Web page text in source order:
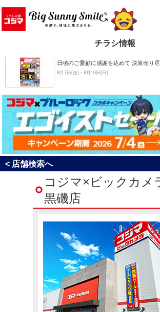
チラシ情報
日頃のご愛顧に感謝を込めて 決算売り尽
8月7日(金)～8月16日(日)
8月おすすめチラシ
8月1日(土)～8月31日(月)
決算売り尽くしセール！
コジマ×ブルーロック コラボキャンペ
コジ坊＆マコちゃんのLINEスタンプ好
4月24日(金)～10月31日(土)
エアコン2027年問題！
12月23日(火)～12月31日(木)
< 店舗検索へ
コジマ×ビックカメ
黒磯店